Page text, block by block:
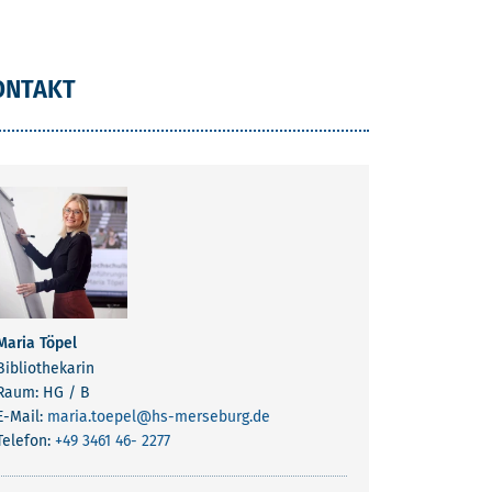
Töpel
HG / B
Mail: maria.toepel@hs-merseburg.de
+49 3461 46- 2277